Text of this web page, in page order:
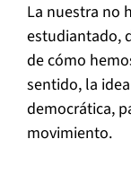
La nuestra no
estudiantado,
de cómo
sentido, la
democrática,
movimiento.